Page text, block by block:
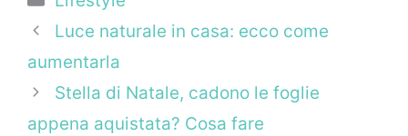
Luce naturale in casa: ecco come
aumentarla
Stella di Natale, cadono le foglie
appena aquistata? Cosa fare